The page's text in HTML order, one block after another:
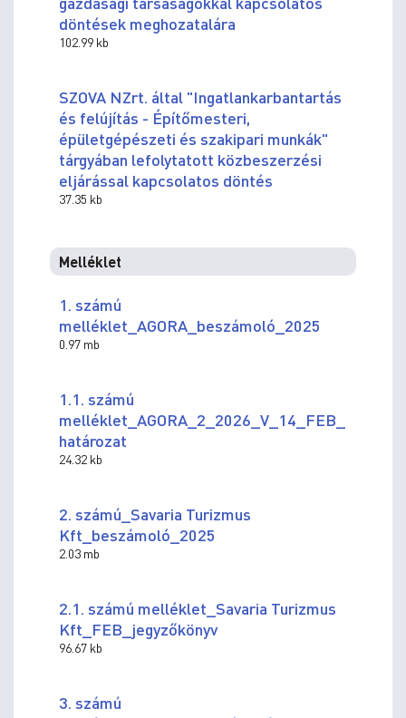
döntések meghozatalára
102.99 kb
SZOVA NZrt. által "Ingatlankarbantartás
és felújítás - Építőmesteri,
épületgépészeti és szakipari munkák"
tárgyában lefolytatott közbeszerzési
eljárással kapcsolatos döntés
37.35 kb
Melléklet
1. számú
melléklet_AGORA_beszámoló_2025
0.97 mb
1.1. számú
melléklet_AGORA_2_2026_V_14_FEB_
határozat
24.32 kb
2. számú_Savaria Turizmus
Kft_beszámoló_2025
2.03 mb
2.1. számú melléklet_Savaria Turizmus
Kft_FEB_jegyzőkönyv
96.67 kb
3. számú